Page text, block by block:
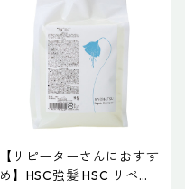
【リピーターさんにおすす
め】HSC強髪 HSC リペア